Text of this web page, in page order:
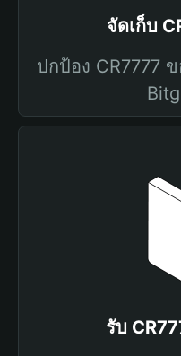
จัดเก็บ
ปกป้อง CR7777
รับ